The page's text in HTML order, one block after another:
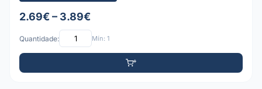
2.69€ – 3.89€
Quantidade: Mín: 1